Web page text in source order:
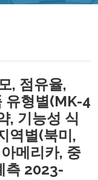
, 점유율,
유형별(MK-4
, 기능성 식
역별(북미,
메리카, 중
측 2023-